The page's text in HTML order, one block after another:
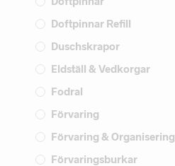
Doftpinnar Refill
Duschskrapor
Eldställ & Vedkorgar
Fodral
Förvaring
Förvaring & Organisering
Förvaringsburkar